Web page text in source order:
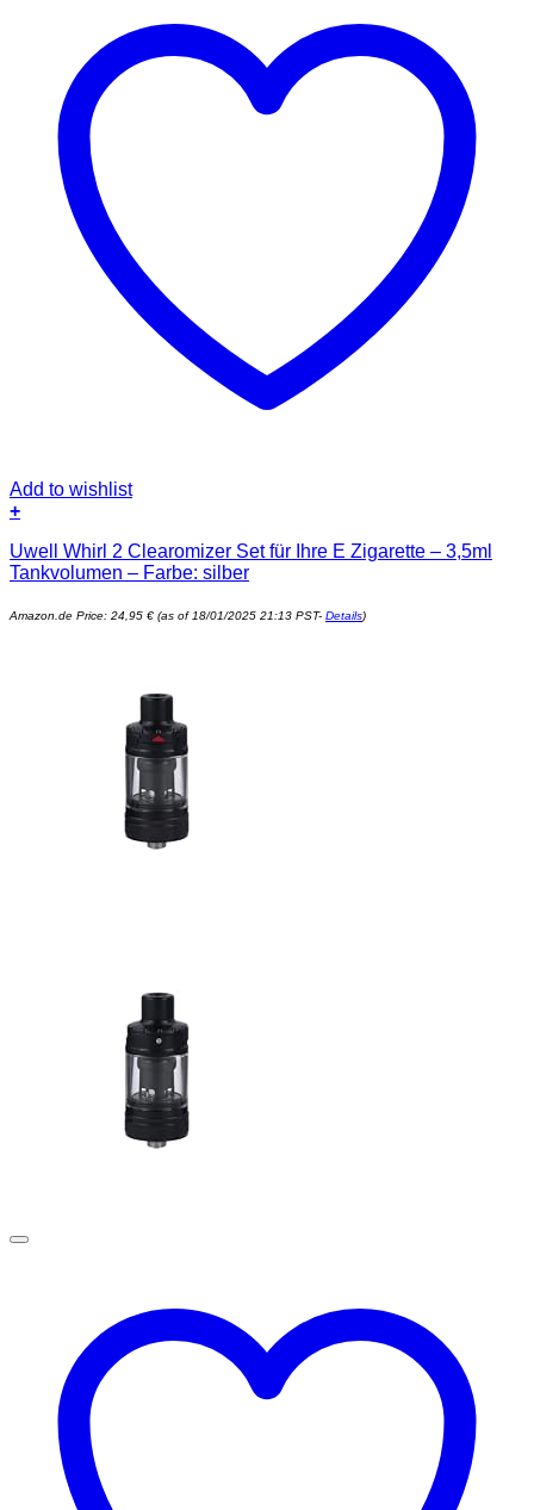
Add to wishlist
+
Uwell Whirl 2 Clearomizer Set für Ihre E Zigarette – 3,5ml
Tankvolumen – Farbe: silber
Amazon.de Price: 24,95 € (as of 18/01/2025 21:13 PST- Details)